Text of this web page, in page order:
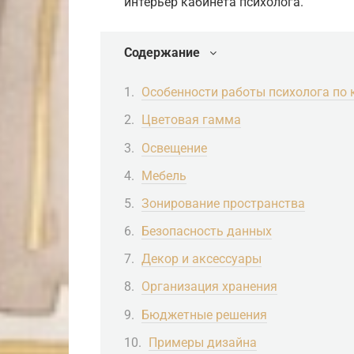
Содержание
Особенности работы психолога по
Цветовая гамма
Освещение
Мебель
Зонирование пространства
Безопасность данных
Декор и аксессуары
Организация хранения
Бюджетные решения
Примеры дизайна